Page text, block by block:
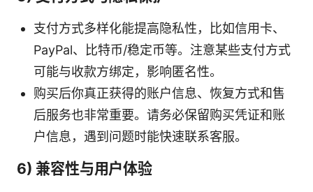
支付方式多样化能提高隐私性，比如信用卡、
PayPal、比特币/稳定币等。注意某些支付方式
可能与收款方绑定，影响匿名性。
购买后你真正获得的账户信息、恢复方式和售
后服务也非常重要。请务必保留购买凭证和账
户信息，遇到问题时能快速联系客服。
6) 兼容性与用户体验